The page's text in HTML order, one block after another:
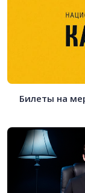
Билеты на